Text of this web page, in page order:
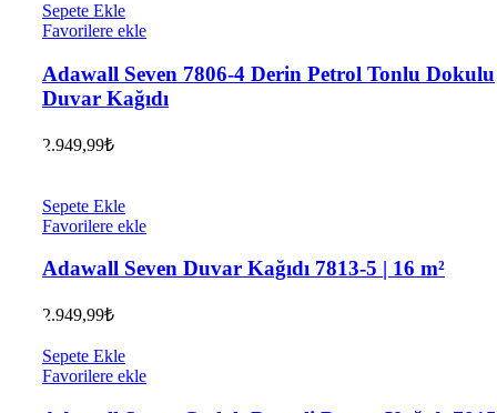
Sepete Ekle
Favorilere ekle
Adawall Seven 7806-4 Derin Petrol Tonlu Dokulu
Duvar Kağıdı
2.949,99₺
Sepete Ekle
Favorilere ekle
Adawall Seven Duvar Kağıdı 7813-5 | 16 m²
2.949,99₺
Sepete Ekle
Favorilere ekle